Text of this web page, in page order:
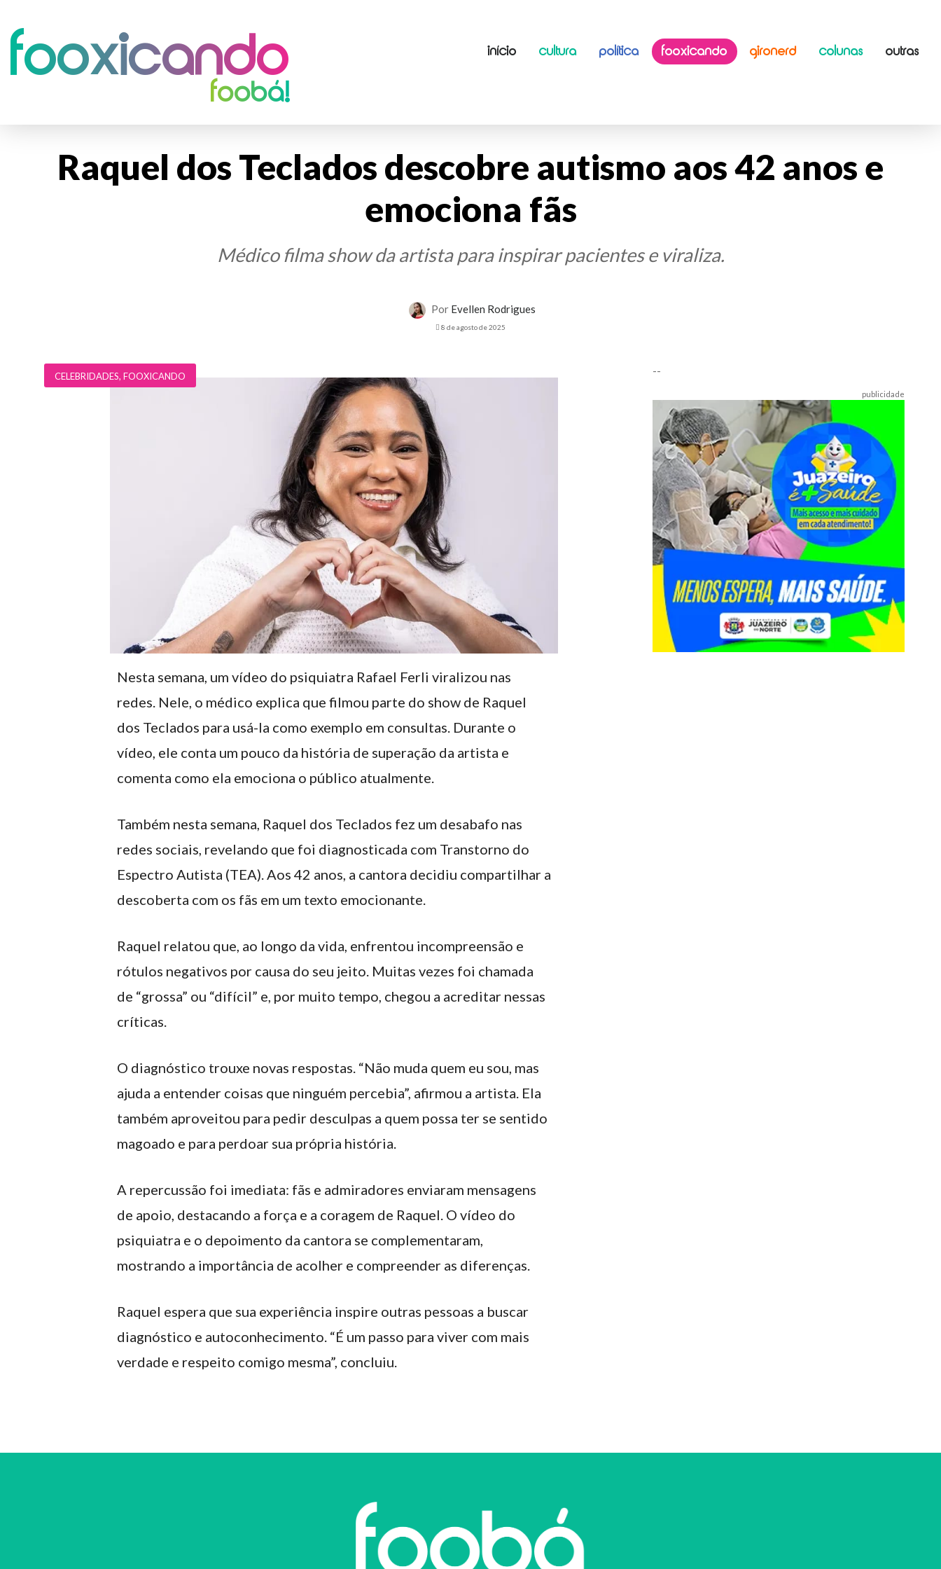
Fooxicando
foobá!
INÍCIO CULTURA POLÍTICA FOOXICANDO GIRONERD COLUNAS OUTRAS
Raquel dos Teclados descobre autismo aos 42 anos e
emociona fãs
Médico filma show da artista para inspirar pacientes e viraliza.
Por Evellen Rodrigues
8 de agosto de 2025
CELEBRIDADES, FOOXICANDO
Nesta semana, um vídeo do psiquiatra Rafael Ferli viralizou nas
redes. Nele, o médico explica que filmou parte do show de Raquel
dos Teclados para usá-la como exemplo em consultas. Durante o
vídeo, ele conta um pouco da história de superação da artista e
comenta como ela emociona o público atualmente.
Também nesta semana, Raquel dos Teclados fez um desabafo nas
redes sociais, revelando que foi diagnosticada com Transtorno do
Espectro Autista (TEA). Aos 42 anos, a cantora decidiu compartilhar a
descoberta com os fãs em um texto emocionante.
Raquel relatou que, ao longo da vida, enfrentou incompreensão e
rótulos negativos por causa do seu jeito. Muitas vezes foi chamada
de “grossa” ou “difícil” e, por muito tempo, chegou a acreditar nessas
críticas.
O diagnóstico trouxe novas respostas. “Não muda quem eu sou, mas
ajuda a entender coisas que ninguém percebia”, afirmou a artista. Ela
também aproveitou para pedir desculpas a quem possa ter se sentido
magoado e para perdoar sua própria história.
A repercussão foi imediata: fãs e admiradores enviaram mensagens
de apoio, destacando a força e a coragem de Raquel. O vídeo do
psiquiatra e o depoimento da cantora se complementaram,
mostrando a importância de acolher e compreender as diferenças.
Raquel espera que sua experiência inspire outras pessoas a buscar
diagnóstico e autoconhecimento. “É um passo para viver com mais
verdade e respeito comigo mesma”, concluiu.
--
publicidade